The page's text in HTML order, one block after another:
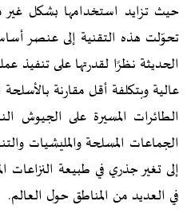
حيث تزايد استخدامها بشكل غير
تحوّلت هذه التقنية إلى عنصر
الحديثة نظرًا لقدرتها على تنفيذ
عالية وبتكلفة أقل مقارنة
الطائرات المسيرة على الجيوش
الجماعات المسلحة والمليشيات
إلى تغير جذري في طبيعة النزاعات
في العديد من المناطق حول العالم.